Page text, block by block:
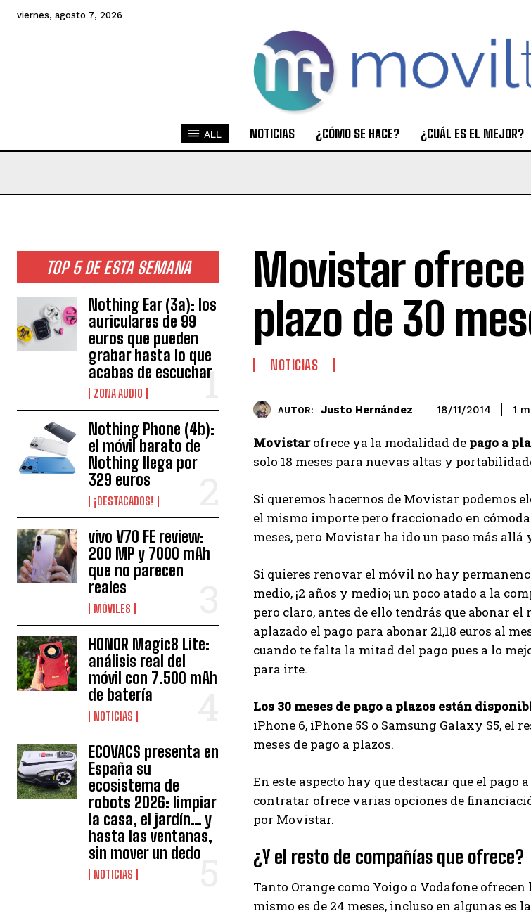
viernes, agosto 7, 2026
ALL NOTICIAS ¿CÓMO SE HACE? ¿CUÁL ES EL MEJOR?
TOP 5 DE ESTA SEMANA
Nothing Ear (3a): los
auriculares de 99
euros que pueden
grabar hasta lo que
acabas de escuchar
ZONA AUDIO
Nothing Phone (4b):
el móvil barato de
Nothing llega por
329 euros
¡DESTACADOS!
vivo V70 FE review:
200 MP y 7000 mAh
que no parecen
reales
MÓVILES
HONOR Magic8 Lite:
análisis real del
móvil con 7.500 mAh
de batería
NOTICIAS
ECOVACS presenta en
España su
ecosistema de
robots 2026: limpiar
la casa, el jardín… y
hasta las ventanas,
sin mover un dedo
NOTICIAS
Movistar
plazo de 30
NOTICIAS
AUTOR: Justo Hernández 18/11/2014 1
Movistarofrece ya la modalidad de pago a
solo 18 meses para nuevas altas y
Si queremos hacernos de Movistar podemos
el mismo importe pero fraccionado en
meses, pero Movistar ha ido un paso más allá
Si quieres renovar el móvil no hay
medio, ¡2 años y medio¡ un poco atado a la
pero claro, antes de ello tendrás que abonar el
aplazado el pago para abonar 21,18 euros al
cuando te falta la mitad del pago pues a lo
para irte.
Los 30 meses de pago a plazos están
iPhone 6, iPhone 5S o Samsung Galaxy S5,
meses de pago a plazos.
En este aspecto hay que destacar que el pago
contratar ofrece varias opciones de
por Movistar.
¿Y el resto de compañías que ofrece?
Tanto Orange como Yoigo o Vodafone
mismo es de 24 meses, incluso en algunas